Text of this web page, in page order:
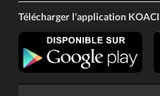
Télécharger l'application KOACI